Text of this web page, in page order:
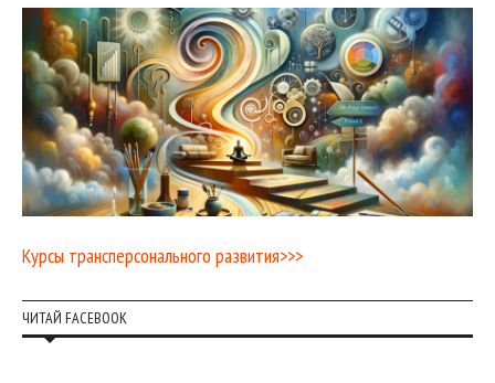
Курсы трансперсонального развития>>>
ЧИТАЙ FACEBOOK